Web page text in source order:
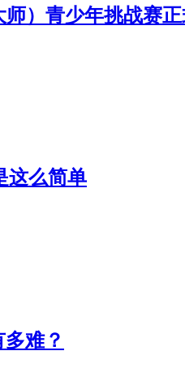
）青少年挑战赛
这么简单
难？